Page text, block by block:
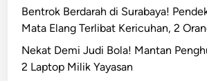
m
o
S
u
Bentrok Berdarah di Surabaya!
Mata Elang Terlibat Kericuhan, 2
Nekat Demi Judi Bola! Mantan
2 Laptop Milik Yayasan